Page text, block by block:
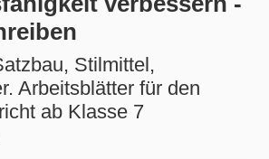
Stilmittel,
Arbeitsblätter für den
ab Klasse 7